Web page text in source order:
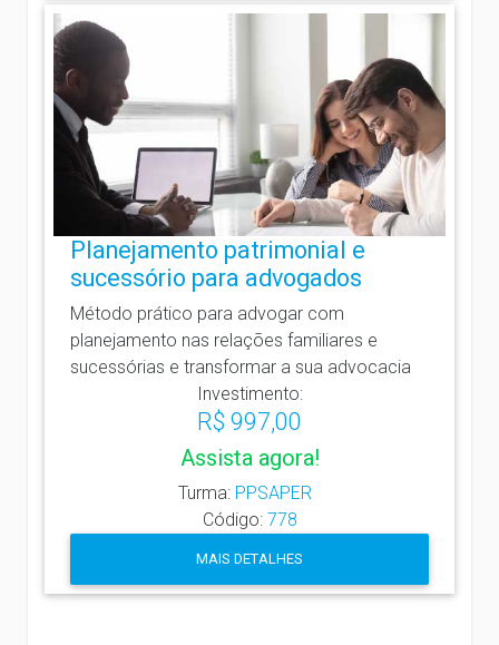
Planejamento patrimonial e
sucessório para advogados
Método prático para advogar com
planejamento nas relações familiares e
sucessórias e transformar a sua advocacia
Investimento:
R$ 997,00
Assista agora!
Turma: PPSAPER
Código: 778
MAIS DETALHES